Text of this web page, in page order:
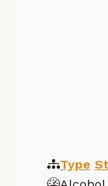
Type